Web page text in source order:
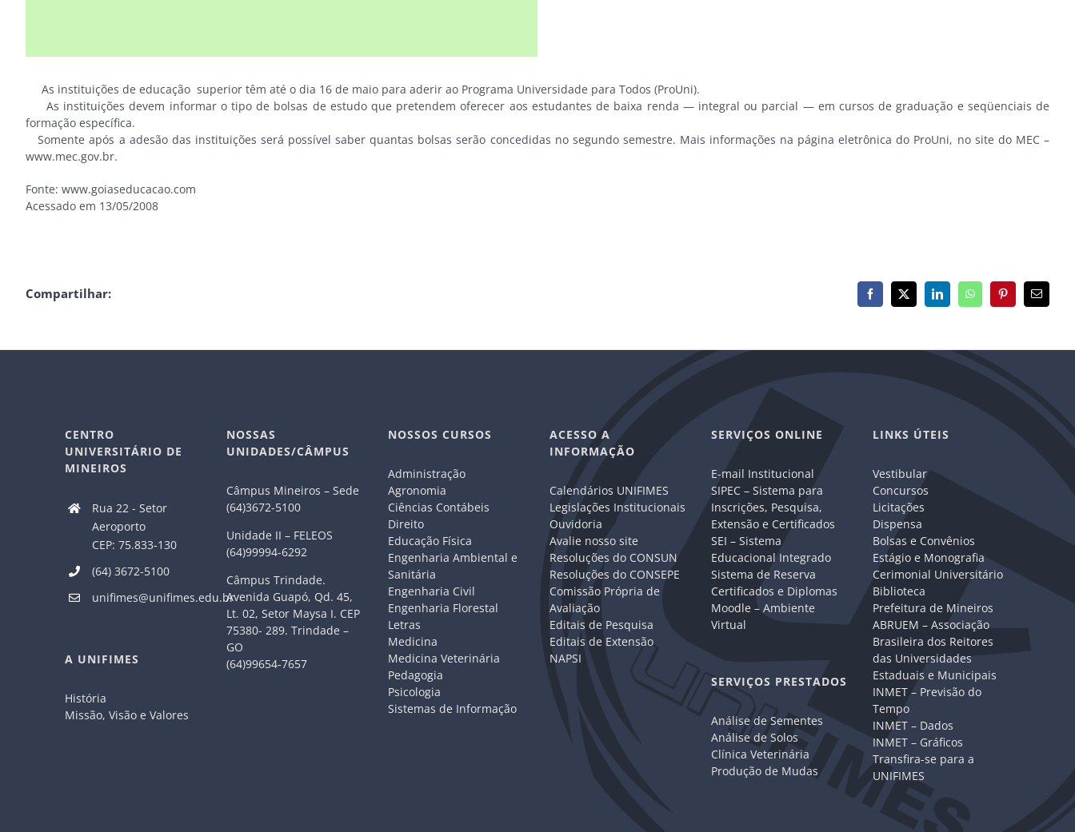
As instituições de educação superior têm até o dia 16 de maio para aderir ao Programa Universidade para Todos (ProUni).
As instituições devem informar o tipo de bolsas de estudo que pretendem oferecer aos estudantes de baixa renda — integral ou parcial — em cursos de graduação e seqüenciais de
formação específica.
Somente após a adesão das instituições será possível saber quantas bolsas serão concedidas no segundo semestre. Mais informações na página eletrônica do ProUni, no site do MEC –
www.mec.gov.br.
Fonte: www.goiaseducacao.com
Acessado em 13/05/2008
Compartilhar: Facebook
X LinkedInWhatsAppPinterest
E-
mail
CENTRO
UNIVERSITÁRIO DE
MINEIROS
Rua 22 - Setor
Aeroporto
CEP: 75.833-130
(64) 3672-5100
unifimes@unifimes.edu.br
A UNIFIMES
História
Missão, Visão e Valores
NOSSAS
UNIDADES/CÂMPUS
Câmpus Mineiros – Sede
(64)3672-5100
Unidade II – FELEOS
(64)99994-6292
Câmpus Trindade.
Avenida Guapó, Qd. 45,
Lt. 02, Setor Maysa I. CEP
75380- 289. Trindade –
GO
(64)99654-7657
NOSSOS CURSOS
Administração
Agronomia
Ciências Contábeis
Direito
Educação Física
Engenharia Ambiental e
Sanitária
Engenharia Civil
Engenharia Florestal
Letras
Medicina
Medicina Veterinária
Pedagogia
Psicologia
Sistemas de Informação
ACESSO A
INFORMAÇÃO
Calendários UNIFIMES
Legislações Institucionais
Ouvidoria
Avalie nosso site
Resoluções do CONSUN
Resoluções do CONSEPE
Comissão Própria de
Avaliação
Editais de Pesquisa
Editais de Extensão
NAPSI
SERVIÇOS ONLINE
E-mail Institucional
SIPEC – Sistema para
Inscrições, Pesquisa,
Extensão e Certificados
SEI – Sistema
Educacional Integrado
Sistema de Reserva
Certificados e Diplomas
Moodle – Ambiente
Virtual
SERVIÇOS PRESTADOS
Análise de Sementes
Análise de Solos
Clínica Veterinária
Produção de Mudas
LINKS ÚTEIS
Vestibular
Concursos
Licitações
Dispensa
Bolsas e Convênios
Estágio e Monografia
Cerimonial Universitário
Biblioteca
Prefeitura de Mineiros
ABRUEM – Associação
Brasileira dos Reitores
das Universidades
Estaduais e Municipais
INMET – Previsão do
Tempo
INMET – Dados
INMET – Gráficos
Transfira-se para a
UNIFIMES